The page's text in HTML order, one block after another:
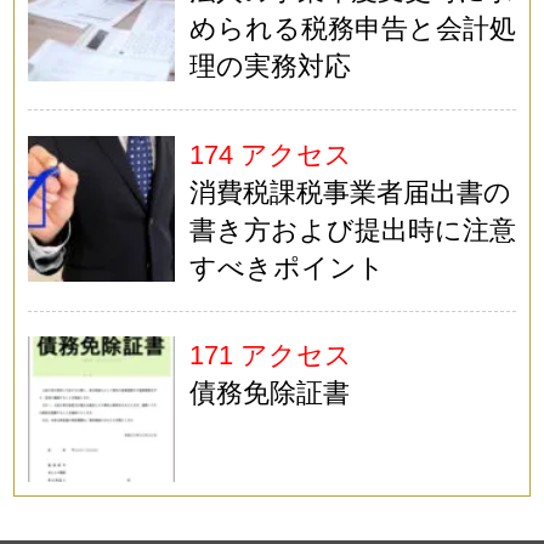
められる税務申告と会計処
理の実務対応
174 アクセス
消費税課税事業者届出書の
書き方および提出時に注意
すべきポイント
171 アクセス
債務免除証書